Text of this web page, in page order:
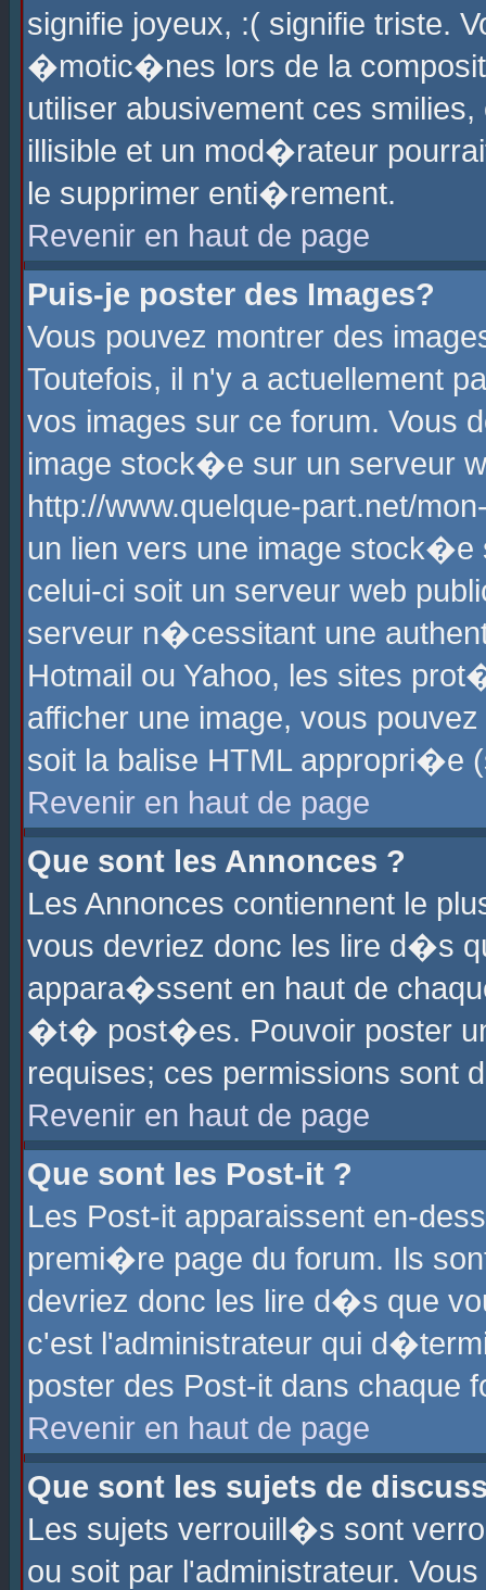
signifie joyeux, :( signifie triste.
�motic�nes lors de la
utiliser abusivement ces
illisible et un mod�rateur
le supprimer enti�rement.
Revenir en haut de page
Puis-je poster des Images?
Vous pouvez montrer des
Toutefois, il n'y a actuellement
vos images sur ce forum. Vous
image stock�e sur un serveur
http://www.quelque-part.net/
un lien vers une image
celui-ci soit un serveur web
serveur n�cessitant une
Hotmail ou Yahoo, les sites
afficher une image, vous
soit la balise HTML
Revenir en haut de page
Que sont les Annonces ?
Les Annonces contiennent le
vous devriez donc les lire d�s
appara�ssent en haut de
�t� post�es. Pouvoir poster
requises; ces permissions sont
Revenir en haut de page
Que sont les Post-it ?
Les Post-it apparaissent en-
premi�re page du forum. Ils
devriez donc les lire d�s que
c'est l'administrateur qui
poster des Post-it dans chaque
Revenir en haut de page
Que sont les sujets de
Les sujets verrouill�s sont
ou soit par l'administrateur.